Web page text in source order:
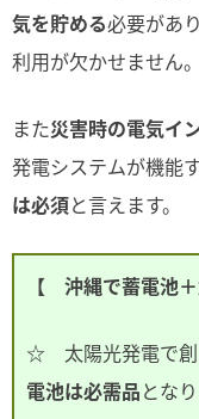
気を貯める必要があ
利用が欠かせません。
また災害時の電気イ
発電システムが機能
は必須と言えます。
【 沖縄で蓄電池
☆ 太陽光発電で創
電池は必需品となり